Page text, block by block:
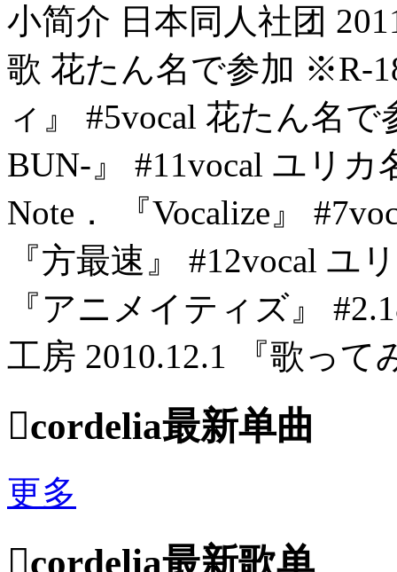
小简介 日本同人社团
歌 花たん名で参加 ※R-
ィ』 #5vocal 花たん名で
BUN-』 #11vocal ユリカ
Note． 『Vocalize』
『方最速』 #12vocal ユ
『アニメイティズ』
工房 2010.12.1 『歌って
cordelia最新单曲
更多
cordelia最新歌单